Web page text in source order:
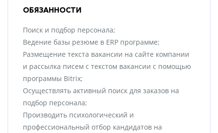
ОБЯЗАННОСТИ
Поиск и подбор персонала;
Ведение базы резюме в ERP программе;
Размещение текста вакансии на сайте компании
и рассылка писем с текстом вакансии с помощью
программы Bitrix;
Осуществлять активный поиск для заказов на
подбор персонала;
Производить психологический и
профессиональный отбор кандидатов на